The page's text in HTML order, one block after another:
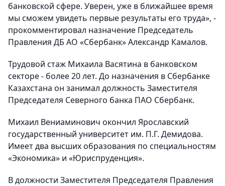
банковской сфере. Уверен, уже в ближайшее время
мы сможем увидеть первые результаты его труда», -
прокомментировал назначение Председатель
Правления ДБ АО «Сбербанк» Александр Камалов.
Трудовой стаж Михаила Васятина в банковском
секторе - более 20 лет. До назначения в Сбербанке
Казахстана он занимал должность Заместителя
Председателя Северного банка ПАО Сбербанк.
Михаил Вениаминович окончил Ярославский
государственный университет им. П.Г. Демидова.
Имеет два высших образования по специальностям
«Экономика» и «Юриспруденция».
В должности Заместителя Председателя Правления